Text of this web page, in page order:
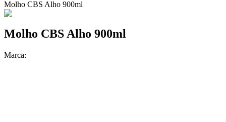
Molho CBS Alho 900ml
Molho CBS Alho 900ml
Marca: